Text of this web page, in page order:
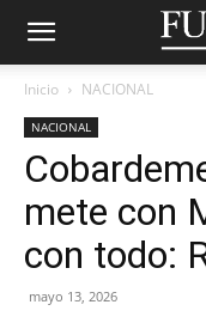
Inicio NACIONAL
NACIONAL
mete con
con todo:
mayo 13, 2026